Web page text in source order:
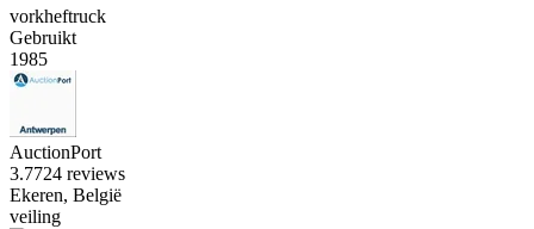
vorkheftruck
Gebruikt
1985
AuctionPort
3.7724 reviews
Ekeren, België
veiling